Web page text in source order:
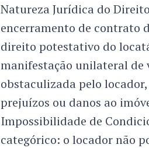
Natureza Jurídica do
encerramento de contrato
direito potestativo do
manifestação unilateral de
obstaculizada pelo
prejuízos ou danos ao
Impossibilidade de
categórico: o locador não